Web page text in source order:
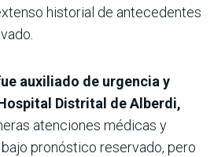
historial de antecedentes
auxiliado de urgencia y
Distrital de Alberdi,
atenciones médicas y
pronóstico reservado, pero